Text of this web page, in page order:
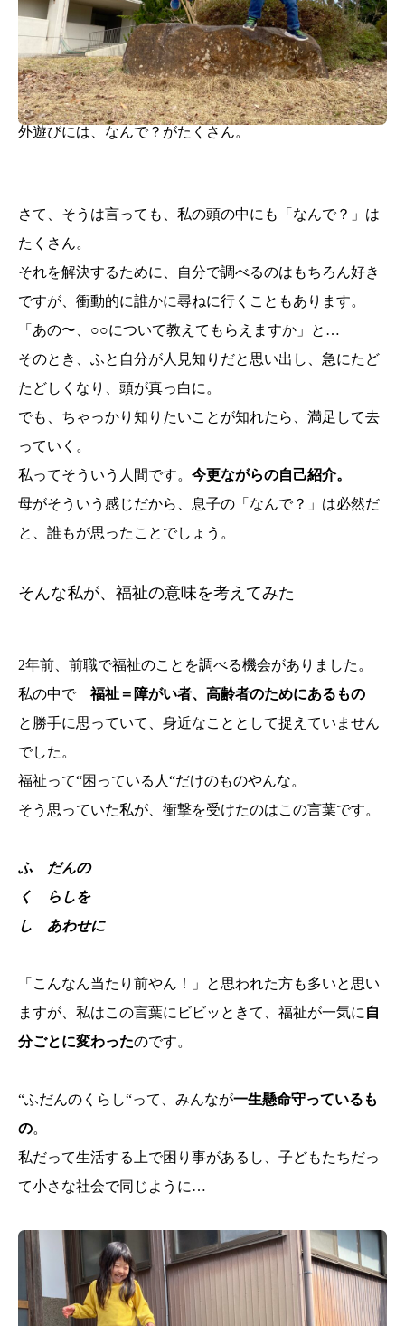
外遊びには、なんで？がたくさん。
さて、そうは言っても、私の頭の中にも「なんで？」は
たくさん。
それを解決するために、自分で調べるのはもちろん好き
ですが、衝動的に誰かに尋ねに行くこともあります。
「あの〜、○○について教えてもらえますか」と…
そのとき、ふと自分が人見知りだと思い出し、急にたど
たどしくなり、頭が真っ白に。
でも、ちゃっかり知りたいことが知れたら、満足して去
っていく。
私ってそういう人間です。 今更ながらの自己紹介。
母がそういう感じだから、息子の「なんで？」は必然だ
と、誰もが思ったことでしょう。
そんな私が、福祉の意味を考えてみた
2年前、前職で福祉のことを調べる機会がありました。
私の中で福祉＝障がい者、高齢者のためにあるもの
と勝手に思っていて、身近なこととして捉えていません
でした。
福祉って“困っている人“だけのものやんな。
そう思っていた私が、衝撃を受けたのはこの言葉です。
ふ だんの
く らしを
し あわせに
「こんなん当たり前やん！」と思われた方も多いと思い
ますが、私はこの言葉にビビッときて、福祉が一気に 自
分ごとに変わったのです。
“ふだんのくらし“って、みんなが一生懸命守っているも
の。
私だって生活する上で困り事があるし、子どもたちだっ
て小さな社会で同じように…